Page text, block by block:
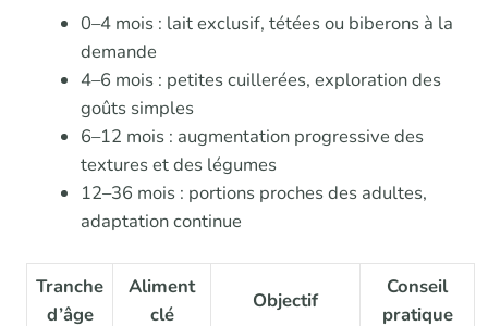
0–4 mois : lait exclusif, tétées ou biberons à la
demande
4–6 mois : petites cuillerées, exploration des
goûts simples
6–12 mois : augmentation progressive des
textures et des légumes
12–36 mois : portions proches des adultes,
adaptation continue
Tranche
d’âge
Aliment
clé
Objectif
Conseil
pratique